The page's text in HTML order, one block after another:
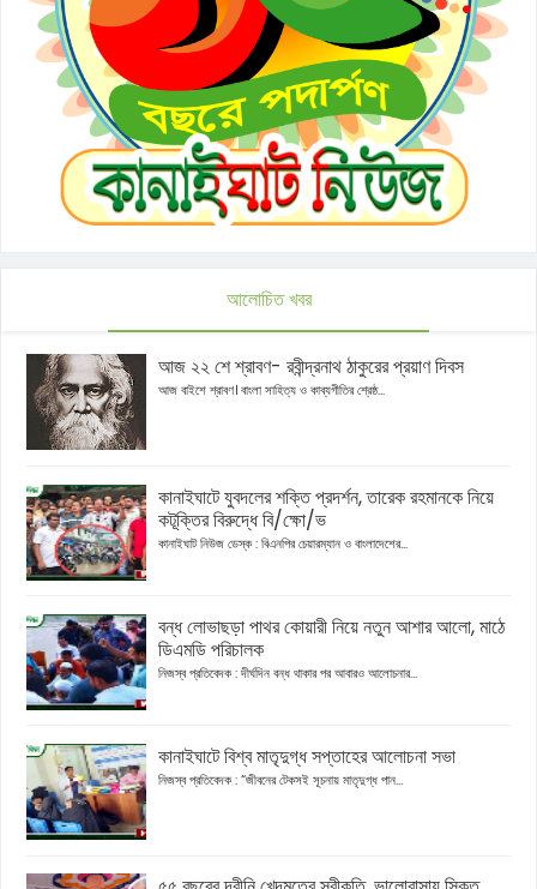
আলোচিত খবর
আজ ২২ শে শ্রাবণ- রবীন্দ্রনাথ ঠাকুরের প্রয়াণ দিবস
আজ বাইশে শ্রাবণ। বাংলা সাহিত্য ও কাব্যগীতির শ্রেষ্ঠ...
কানাইঘাটে যুবদলের শক্তি প্রদর্শন, তারেক রহমানকে নিয়ে
কটূক্তির বিরুদ্ধে বি/ক্ষো/ভ
কানাইঘাট নিউজ ডেস্ক : বিএনপির চেয়ারম্যান ও বাংলাদেশের...
বন্ধ লোভাছড়া পাথর কোয়ারী নিয়ে নতুন আশার আলো, মাঠে
ডিএমডি পরিচালক
নিজস্ব প্রতিবেদক : দীর্ঘদিন বন্ধ থাকার পর আবারও আলোচনার...
কানাইঘাটে বিশ্ব মাতৃদুগ্ধ সপ্তাহের আলোচনা সভা
নিজস্ব প্রতিবেদক : “জীবনের টেকসই সূচনায় মাতৃদুগ্ধ পান...